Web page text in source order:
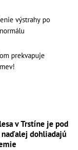
výstrahy po
prekvapuje
v Trstíne je pod
dohliadajú